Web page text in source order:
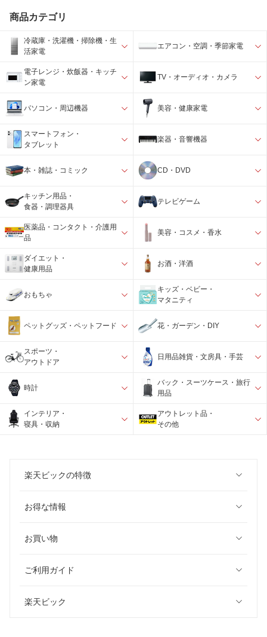
商品カテゴリ
冷蔵庫・洗濯機・掃除機・生
活家電
エアコン・空調・季節家電
電子レンジ・炊飯器・キッチ
ン家電
TV・オーディオ・カメラ
パソコン・周辺機器 美容・健康家電
スマートフォン・
タブレット
楽器・音響機器
本・雑誌・コミック CD・DVD
キッチン用品・
食器・調理器具
テレビゲーム
医薬品・コンタクト・介護用
品
美容・コスメ・香水
ダイエット・
健康用品
お酒・洋酒
おもちゃ
キッズ・ベビー・
マタニティ
ペットグッズ・ペットフード 花・ガーデン・DIY
スポーツ・
アウトドア
日用品雑貨・文房具・手芸
時計
バック・スーツケース・旅行
用品
インテリア・
寝具・収納
アウトレット品・
その他
楽天ビックの特徴
お得な情報
お買い物
ご利用ガイド
楽天ビック